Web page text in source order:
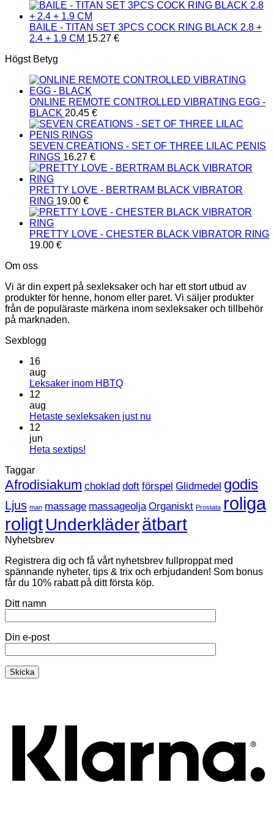
BAILE - TITAN SET 3PCS COCK RING BLACK 2.8 +
2.4 + 1.9 CM 15.27 €
Högst Betyg
ONLINE REMOTE CONTROLLED VIBRATING EGG -
BLACK 20.45 €
SEVEN CREATIONS - SET OF THREE LILAC PENIS
RINGS 16.27 €
PRETTY LOVE - BERTRAM BLACK VIBRATOR
RING 19.00 €
PRETTY LOVE - CHESTER BLACK VIBRATOR RING
19.00 €
Om oss
Vi är din expert på sexleksaker och har ett stort utbud av
produkter för henne, honom eller paret. Vi säljer produkter
från de populäraste märkena inom sexleksaker och tillbehör
på marknaden.
Sexblogg
16
aug
Leksaker inom HBTQInga
Leksaker
12
aug
Hetaste sexleksaken just nu
12
jun
Heta sextips!
Heta
sextips!
Taggar
Afrodisiakum choklad doft förspel Glidmedel godis
Ljus man massage massageolja Organiskt Prostata roliga
roligtUnderkläderätbart
Nyhetsbrev
Registrera dig och få vårt nyhetsbrev fullproppat med
spännande nyheter, tips & trix och erbjudanden! Som bonus
får du 10% rabatt på ditt första köp.
Ditt namn
Din e-post